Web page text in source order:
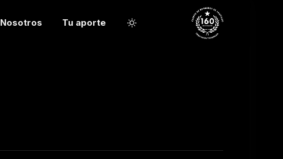
Nosotros Tu aporte